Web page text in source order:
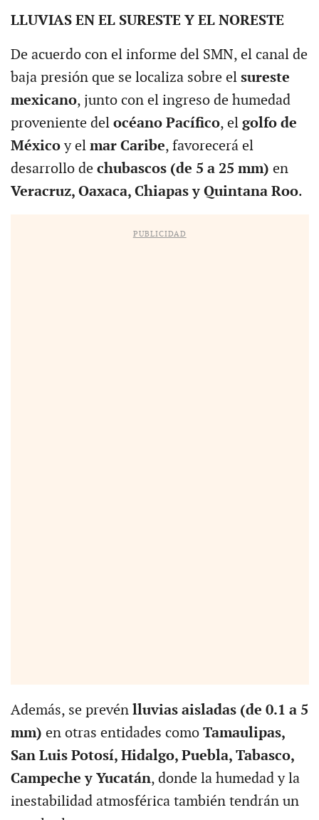
LLUVIAS EN EL SURESTE Y EL NORESTE
De acuerdo con el informe del SMN, el canal de
baja presión que se localiza sobre el sureste
mexicano, junto con el ingreso de humedad
proveniente del océano Pacífico, el golfo de
Méxicoy el mar Caribe, favorecerá el
desarrollo de chubascos (de 5 a 25 mm) en
Veracruz, Oaxaca, Chiapas y Quintana Roo.
PUBLICIDAD
Además, se prevén lluvias aisladas (de 0.1 a 5
mm) en otras entidades como Tamaulipas,
San Luis Potosí, Hidalgo, Puebla, Tabasco,
Campeche y Yucatán, donde la humedad y la
inestabilidad atmosférica también tendrán un